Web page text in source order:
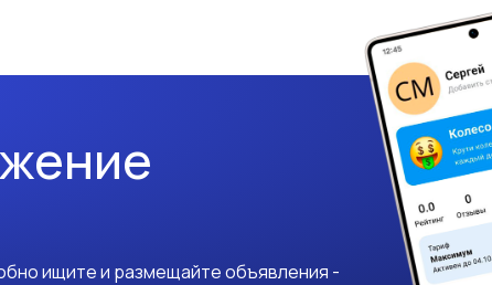
ищите и размещайте объявления -